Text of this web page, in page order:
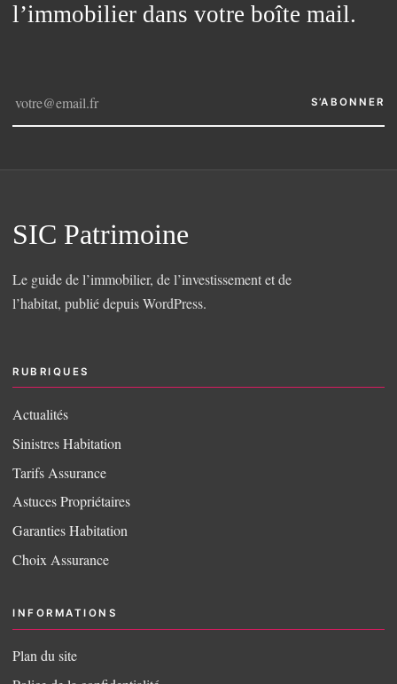
l’immobilier dans votre boîte mail.
S’ABONNER
SIC Patrimoine
Le guide de l’immobilier, de l’investissement et de
l’habitat, publié depuis WordPress.
RUBRIQUES
Actualités
Sinistres Habitation
Tarifs Assurance
Astuces Propriétaires
Garanties Habitation
Choix Assurance
INFORMATIONS
Plan du site